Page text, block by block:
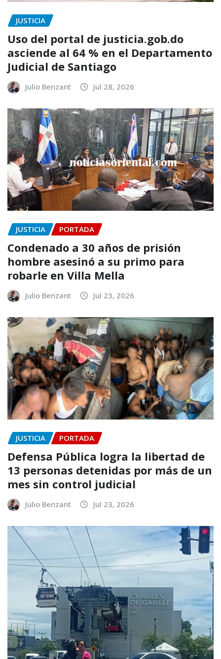
JUSTICIA
Uso del portal de justicia.gob.do
asciende al 64 % en el Departamento
Judicial de Santiago
Julio Benzant Jul 28, 2026
JUSTICIA PORTADA
Condenado a 30 años de prisión
hombre asesinó a su primo para
robarle en Villa Mella
Julio Benzant Jul 23, 2026
JUSTICIA PORTADA
Defensa Pública logra la libertad de
13 personas detenidas por más de un
mes sin control judicial
Julio Benzant Jul 23, 2026